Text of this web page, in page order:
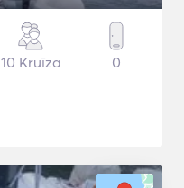
10 Kruīza 0